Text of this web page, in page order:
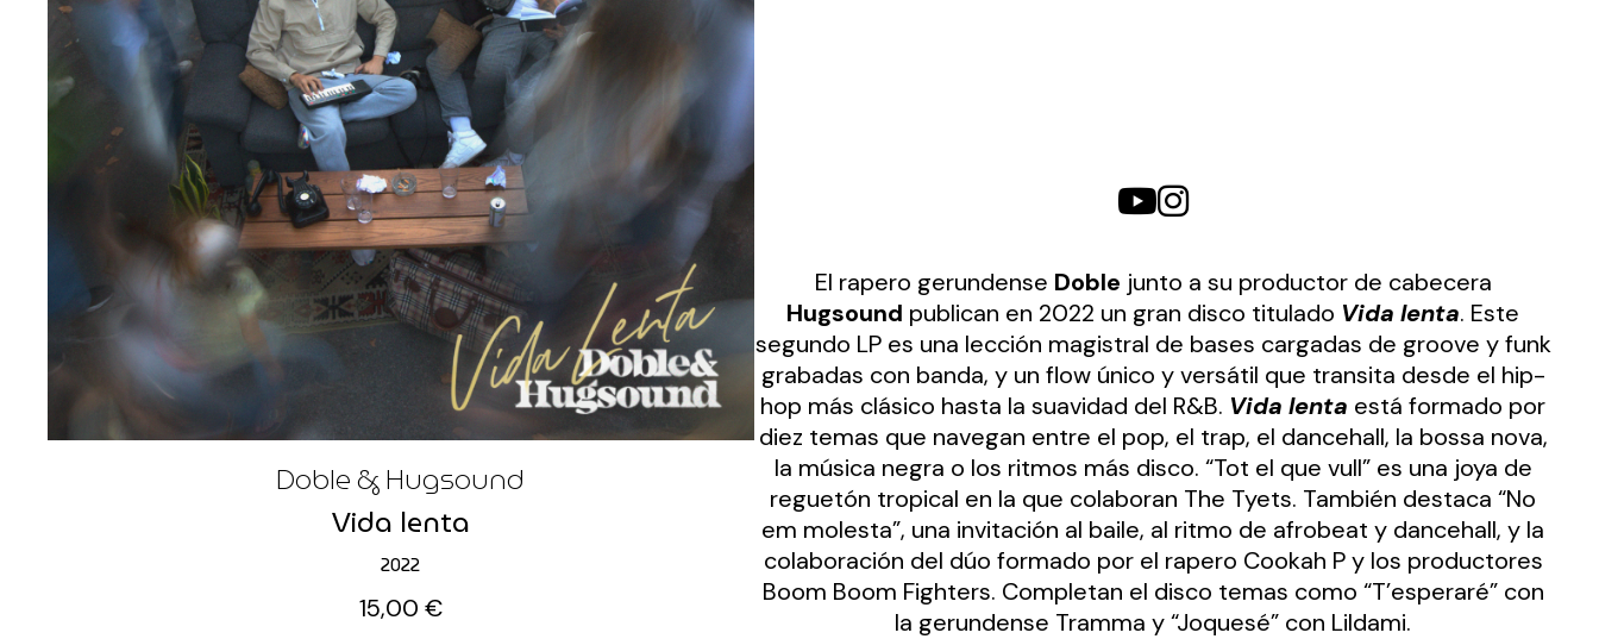
Doble & Hugsound
Vida lenta
2022
15,00 €
El rapero gerundense Doble junto a su productor de cabecera
Hugsound publican en 2022 un gran disco titulado Vida lenta. Este
segundo LP es una lección magistral de bases cargadas de groove y funk
grabadas con banda, y un flow único y versátil que transita desde el hip-
hop más clásico hasta la suavidad del R&B. Vida lenta está formado por
diez temas que navegan entre el pop, el trap, el dancehall, la bossa nova,
la música negra o los ritmos más disco. “Tot el que vull” es una joya de
reguetón tropical en la que colaboran The Tyets. También destaca “No
em molesta”, una invitación al baile, al ritmo de afrobeat y dancehall, y la
colaboración del dúo formado por el rapero Cookah P y los productores
Boom Boom Fighters. Completan el disco temas como “T’esperaré” con
la gerundense Tramma y “Joquesé” con Lildami.